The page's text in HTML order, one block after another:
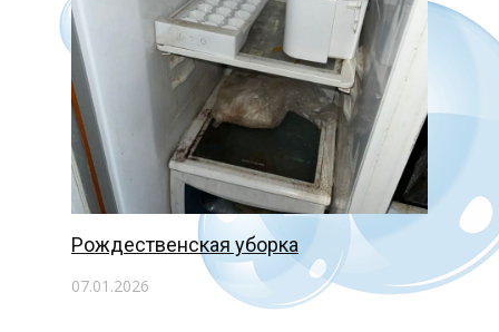
Рождественская уборка
07.01.2026